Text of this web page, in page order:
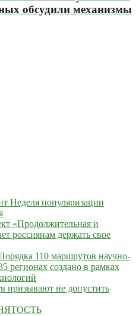
обсудили механизмы
Неделя популяризации
«Продолжительная и
россиянам держать свое
110 маршрутов научно-
регионах создано в рамках
призывают не допустить